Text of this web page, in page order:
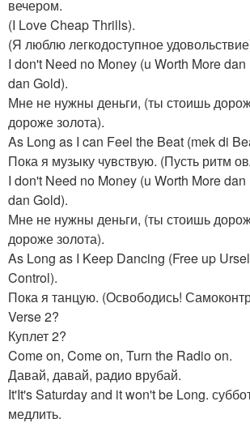
вечером.
(I Love Cheap Thrills).
(Я люблю легкодоступное
I don't Need no Money (u Worth More
dan Gold).
Мне не нужны деньги, (ты стоишь
дороже золота).
As Long as I can Feel the Beat (mek di
Пока я музыку чувствую. (Пусть ритм
I don't Need no Money (u Worth More
dan Gold).
Мне не нужны деньги, (ты стоишь
дороже золота).
As Long as I Keep Dancing (Free up
Control).
Пока я танцую. (Освободись!
Verse 2?
Куплет 2?
Come on, Come on, Turn the Radio on.
Давай, давай, радио врубай.
It'It's Saturday and it won't be Long.
медлить.